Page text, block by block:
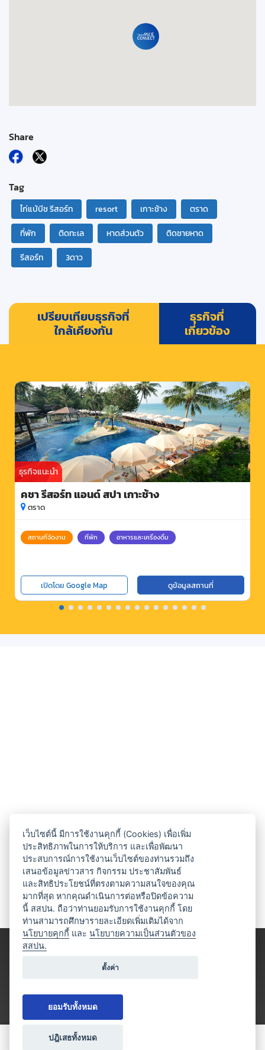
Share
Tag
ไก่แบ้บีช รีสอร์ท resort เกาะช้าง
ตราด
ที่พัก
ติดทะเล หาดส่วนตัว
ติดชายหาด
รีสอร์ท
3ดาว
เปรียบเทียบธุรกิจที่
ใกล้เคียงกัน
ธุรกิจที่
เกี่ยวข้อง
ธุรกิจแนะนำ
คชา รีสอร์ท แอนด์ สปา เกาะช้าง
ตราด
สถานที่จัดงาน ที่พัก อาหารและเครื่องดื่ม
เปิดโดย Google Map ดูข้อมูลสถานที่
เว็บไซต์นี้ มีการใช้งานคุกกี้ (Cookies) เพื่อเพิ่ม
ประสิทธิภาพในการให้บริการ และเพื่อพัฒนา
ประสบการณ์การใช้งานเว็บไซต์ของท่านรวมถึง
เสนอข้อมูลข่าวสาร กิจกรรม ประชาสัมพันธ์
และสิทธิประโยชน์ที่ตรงตามความสนใจของคุณ
มากที่สุด หากคุณดำเนินการต่อหรือปิดข้อความ
นี้ สสปน. ถือว่าท่านยอมรับการใช้งานคุกกี้ โดย
ท่านสามารถศึกษารายละเอียดเพิ่มเติมได้จาก
นโยบายคุกกี้ และนโยบายความเป็นส่วนตัวของ
สสปน.
ตั้งค่า
ยอมรับทั้งหมด
ปฎิเสธทั้งหมด